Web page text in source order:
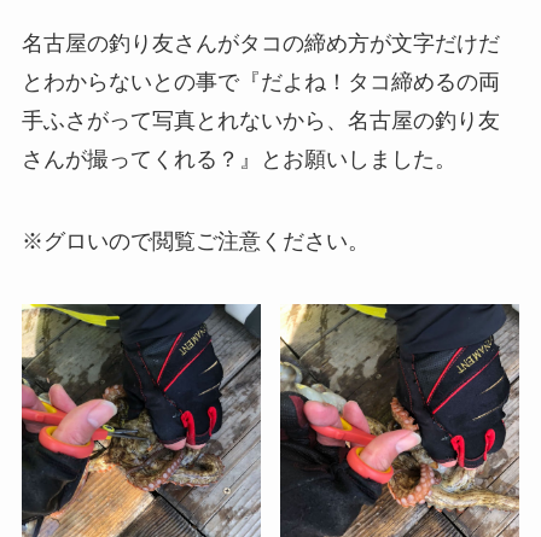
名古屋の釣り友さんがタコの締め方が文字だけだ
とわからないとの事で『だよね！タコ締めるの両
手ふさがって写真とれないから、名古屋の釣り友
さんが撮ってくれる？』とお願いしました。
※グロいので閲覧ご注意ください。